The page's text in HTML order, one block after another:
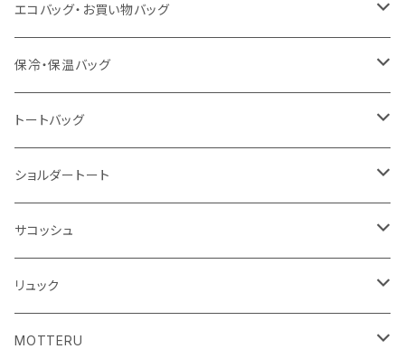
泉州おくばりタオル
冷感タオル
ハンカチ
スタンド
バッジ
ライティングスタンド
アクリル雑貨
傘
ポンチョ
エコバッグ・お買い物バッグ
ポリエステル
フェアトレードコットン
ジュートコットン
キャンパス
不織布
コットン
保冷・保温バッグ
キャンパス
デニム
ポリエステル
不織布
トートバッグ
オーガニックコットン
シーチング
10oz
フェアトレードコットン
コットンリネン
ジュートコットン
ショルダートート
オーガニックコットン
コットンリネン
再生ファブリック
サコッシュ
オーガニックコットン
フェアトレードコットン
リュック
コットン
MOTTERU